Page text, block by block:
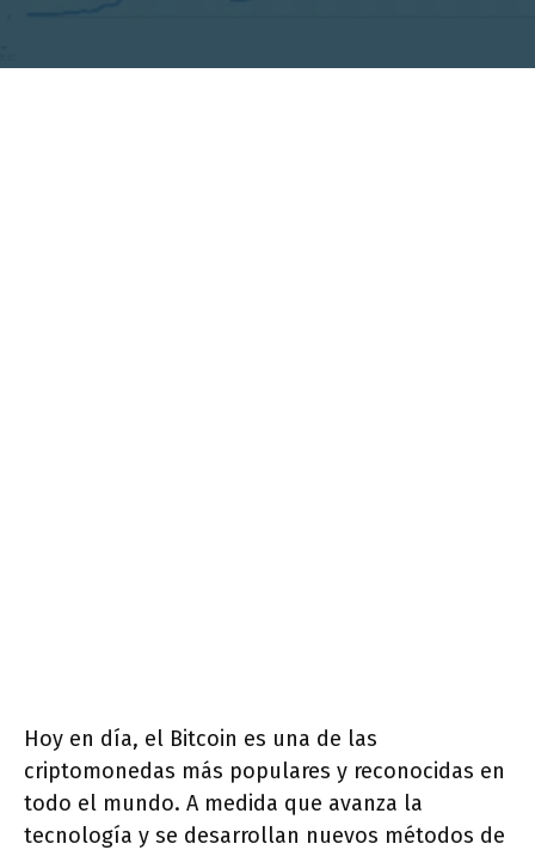
Hoy en día, el Bitcoin es una de las
criptomonedas más populares y reconocidas en
todo el mundo. A medida que avanza la
tecnología y se desarrollan nuevos métodos de